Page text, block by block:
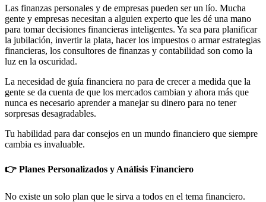
Las finanzas personales y de empresas pueden ser un lío. Mucha
gente y empresas necesitan a alguien experto que les dé una mano
para tomar decisiones financieras inteligentes. Ya sea para planificar
la jubilación, invertir la plata, hacer los impuestos o armar estrategias
financieras, los consultores de finanzas y contabilidad son como la
luz en la oscuridad.
La necesidad de guía financiera no para de crecer a medida que la
gente se da cuenta de que los mercados cambian y ahora más que
nunca es necesario aprender a manejar su dinero para no tener
sorpresas desagradables.
Tu habilidad para dar consejos en un mundo financiero que siempre
cambia es invaluable.
👉 Planes Personalizados y Análisis Financiero
No existe un solo plan que le sirva a todos en el tema financiero.